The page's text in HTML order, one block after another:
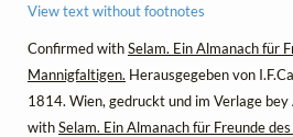
View text without footnotes
Confirmed withSelam. Ein Almanach für
Mannigfaltigen. Herausgegeben von
1814. Wien, gedruckt und im Verlage
withSelam. Ein Almanach für Freunde